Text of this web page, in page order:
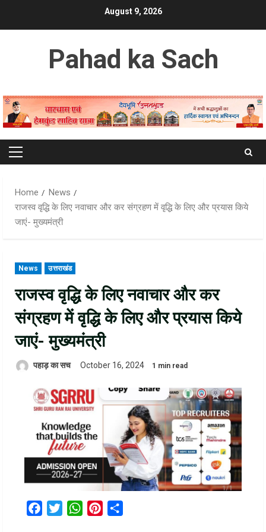
August 9, 2026
Pahad ka Sach
Primary
Home
News
राजस्व वृद्धि के लिए नवाचार और कर संग्रहण में वृद्धि के लिए और प्रयास किये
जाएं- मुख्यमंत्री
News उत्तराखंड
राजस्व वृद्धि के लिए नवाचार और कर
संग्रहण में वृद्धि के लिए और प्रयास किये
जाएं- मुख्यमंत्री
पहाड़ का सच October 16, 2024 1 min read
FacebookTwitterWhatsAppPinterest